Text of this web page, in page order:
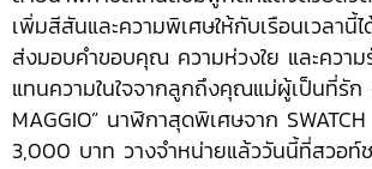
เพิ่มสีสันและความพิเศษให้กับเรือนเวลานี้
ส่งมอบคำขอบคุณ ความห่วงใย และควา
แทนความในใจจากลูกถึงคุณแม่ผู้เป็นที่รัก
MAGGIO” นาฬิกาสุดพิเศษจาก
3,000 บาท วางจำหน่ายแล้ววันนี้ที่สวอท์